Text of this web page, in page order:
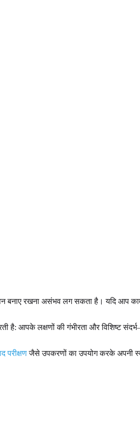
बनाए रखना असंभव लग सकता है। यदि आप
है: आपके लक्षणों की गंभीरता और विशिष्ट
परीक्षणजैसे उपकरणों का उपयोग करके अपनी